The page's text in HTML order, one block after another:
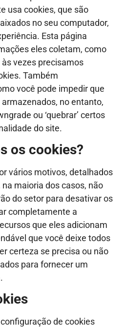
usa cookies, que são
no seu computador,
Esta página
eles coletam, como
vezes precisamos
Também
você pode impedir que
no entanto,
ou ‘quebrar’ certos
do site.
os cookies?
vários motivos, detalhados
maioria dos casos, não
do setor para desativar os
completamente a
que eles adicionam
que você deixe todos
certeza se precisa ou não
para fornecer um
de cookies